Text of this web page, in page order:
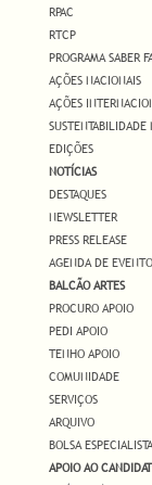
RPAC
RTCP
PROGRAMA SABER
AÇÕES NACIONAIS
AÇÕES
SUSTENTABILIDADE
EDIÇÕES
NOTÍCIAS
DESTAQUES
NEWSLETTER
PRESS RELEASE
AGENDA DE
BALCÃO ARTES
PROCURO APOIO
PEDI APOIO
TENHO APOIO
COMUNIDADE
SERVIÇOS
ARQUIVO
BOLSA
APOIO AO